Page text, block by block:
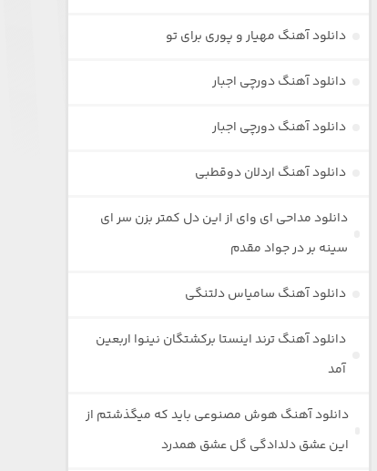
دانلود آهنگ مهیار و پوری برای تو
دانلود آهنگ دورچی اجبار
دانلود آهنگ دورچی اجبار
دانلود آهنگ اردلان دوقطبی
دانلود مداحی ای وای از این دل کمتر بزن سر ای
سینه بر در جواد مقدم
دانلود آهنگ سامیاس دلتنگی
دانلود آهنگ ترند اینستا برکشتگان نینوا اربعین
آمد
دانلود آهنگ هوش مصنوعی باید که میگذشتم از
این عشق دلدادگی گل عشق همدرد